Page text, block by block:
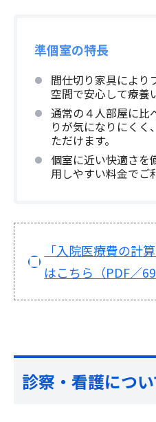
準個室の特長
間仕切り家具により
空間で安心して療養
通常の４人部屋に比
りが気になりにくく
ただけます。
個室に近い快適さを
用しやすい料金でご
「入院医療費の計
はこちら（PDF／
診察・看護につ